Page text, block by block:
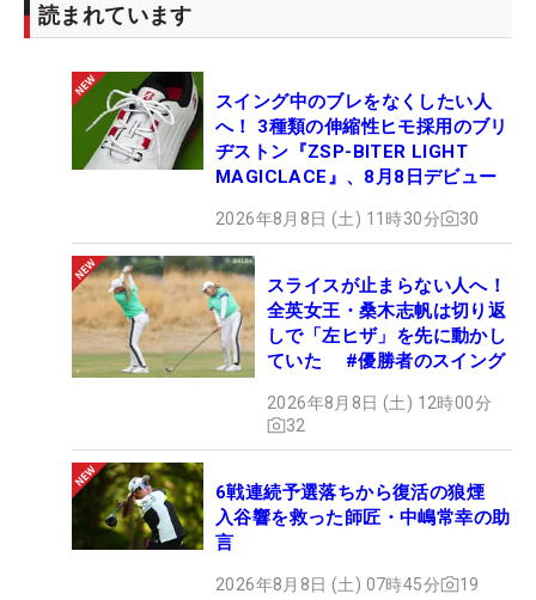
読まれています
スイング中のブレをなくしたい人
へ！ 3種類の伸縮性ヒモ採用のブリ
ヂストン『ZSP-BITER LIGHT
MAGICLACE』、8月8日デビュー
2026年8月8日 (土) 11時30分 30
スライスが止まらない人へ！
全英女王・桑木志帆は切り返
しで「左ヒザ」を先に動かし
ていた #優勝者のスイング
2026年8月8日 (土) 12時00分
32
6戦連続予選落ちから復活の狼煙
入谷響を救った師匠・中嶋常幸の助
言
2026年8月8日 (土) 07時45分 19